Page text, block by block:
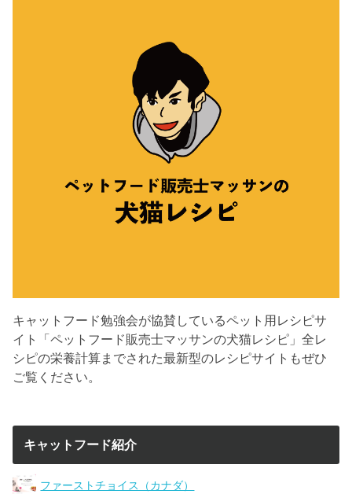
キャットフード勉強会が協賛しているペット用レシピサ
イト「ペットフード販売士マッサンの犬猫レシピ」全レ
シピの栄養計算までされた最新型のレシピサイトもぜひ
ご覧ください。
キャットフード紹介
ファーストチョイス（カナダ）